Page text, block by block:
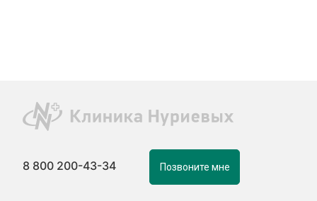
8 800 200-43-34 Позвоните мне